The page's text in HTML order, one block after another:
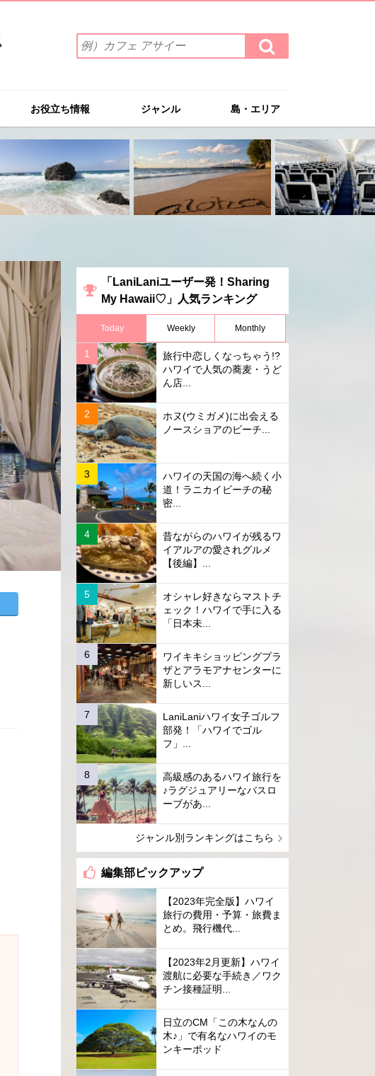
索
ワ
を
入
カ
フ
ェ
イ
ー
検
索
す
お役立ち情報 ジャンル 島・エリア
「LaniLaniユーザー発！Sharing
My Hawaii♡」人気ランキング
Today Weekly Monthly
旅行中恋しくなっちゃう!?
ハワイで人気の蕎麦・うど
ん店...
ホヌ(ウミガメ)に出会える
ノースショアのビーチ...
ハワイの天国の海へ続く小
道！ラニカイビーチの秘
密...
昔ながらのハワイが残るワ
イアルアの愛されグルメ
【後編】...
オシャレ好きならマストチ
ェック！ハワイで手に入る
「日本未...
ワイキキショッピングプラ
ザとアラモアナセンターに
新しいス...
LaniLaniハワイ女子ゴルフ
部発！「ハワイでゴル
フ」...
高級感のあるハワイ旅行を
♪ラグジュアリーなバスロ
ーブがあ...
ジャンル別ランキングはこちら
編集部ピックアップ
【2023年完全版】ハワイ
旅行の費用・予算・旅費ま
とめ。飛行機代...
【2023年2月更新】ハワイ
渡航に必要な手続き／ワク
チン接種証明...
日立のCM「この木なんの
木♪」で有名なハワイのモ
ンキーポッド